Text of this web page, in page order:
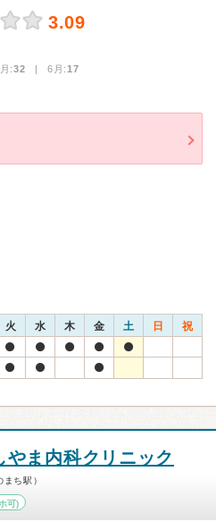
3.09
:32 | 6月:17
火 水 木 金 土 日 祝
ま内科クリニック
ち駅）
可)